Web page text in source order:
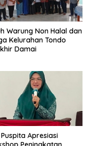
Warung Non Halal dan
Kelurahan Tondo
Damai
Apresiasi